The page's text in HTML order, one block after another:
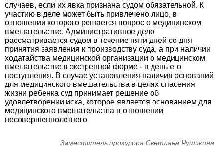
случаев, если их явка признана судом обязательной. К
участию в деле может быть привлечено лицо, в
отношении которого решается вопрос о медицинском
вмешательстве. Административное дело
рассматривается судом в течение пяти дней со дня
принятия заявления к производству суда, а при наличии
ходатайства медицинской организации о медицинском
вмешательстве в экстренной форме - в день его
поступления. В случае установления наличия оснований
для медицинского вмешательства в целях спасения
жизни ребенка суд принимает решение об
удовлетворении иска, которое является основанием для
медицинского вмешательства в отношении
несовершеннолетнего.
Заместитель прокурора Светлана Чушикина